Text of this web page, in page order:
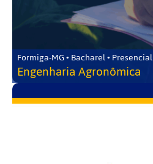
Formiga-MG • Bacharel • Presencial
Engenharia Agronômica